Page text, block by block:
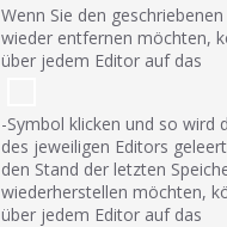
Wenn Sie den
wieder entfernen möchten,
über jedem Editor auf das
-Symbol klicken und so wird
des jeweiligen Editors
den Stand der letzten
wiederherstellen möchten,
über jedem Editor auf das